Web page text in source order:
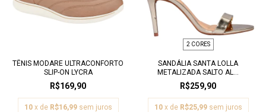
TÊNIS MODARE ULTRACONFORTO
SLIP-ON LYCRA
R$169,90
10 x de R$16,99 sem juros
2 CORES
SANDÁLIA SANTA LOLLA
METALIZADA SALTO AL...
R$259,90
10 x de R$25,99 sem juros